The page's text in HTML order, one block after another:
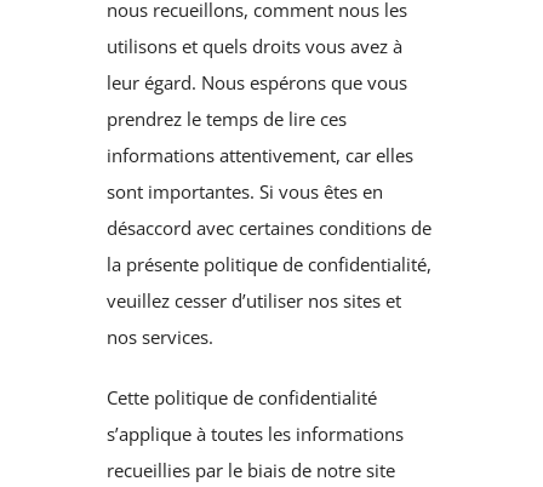
nous recueillons, comment nous les
utilisons et quels droits vous avez à
leur égard. Nous espérons que vous
prendrez le temps de lire ces
informations attentivement, car elles
sont importantes. Si vous êtes en
désaccord avec certaines conditions de
la présente politique de confidentialité,
veuillez cesser d’utiliser nos sites et
nos services.
Cette politique de confidentialité
s’applique à toutes les informations
recueillies par le biais de notre site